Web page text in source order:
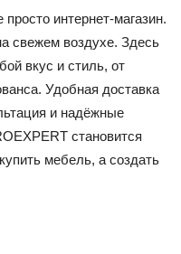
интернет-магазин.
свежем воздухе. Здесь
вкус и стиль, от
Удобная доставка
и надёжные
становится
мебель, а создать